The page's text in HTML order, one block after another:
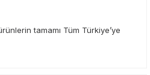
tamamı Tüm Türkiye’ye